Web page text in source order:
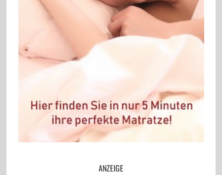
ANZEIGE